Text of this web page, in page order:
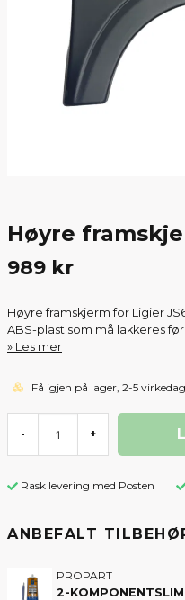
Høyre
989 kr
Høyre framskjerm for Ligier
ABS-plast som må lakkeres
Les mer
Få igjen på lager, 2-5
- +
Rask levering med Posten
ANBEFALT
PROPART